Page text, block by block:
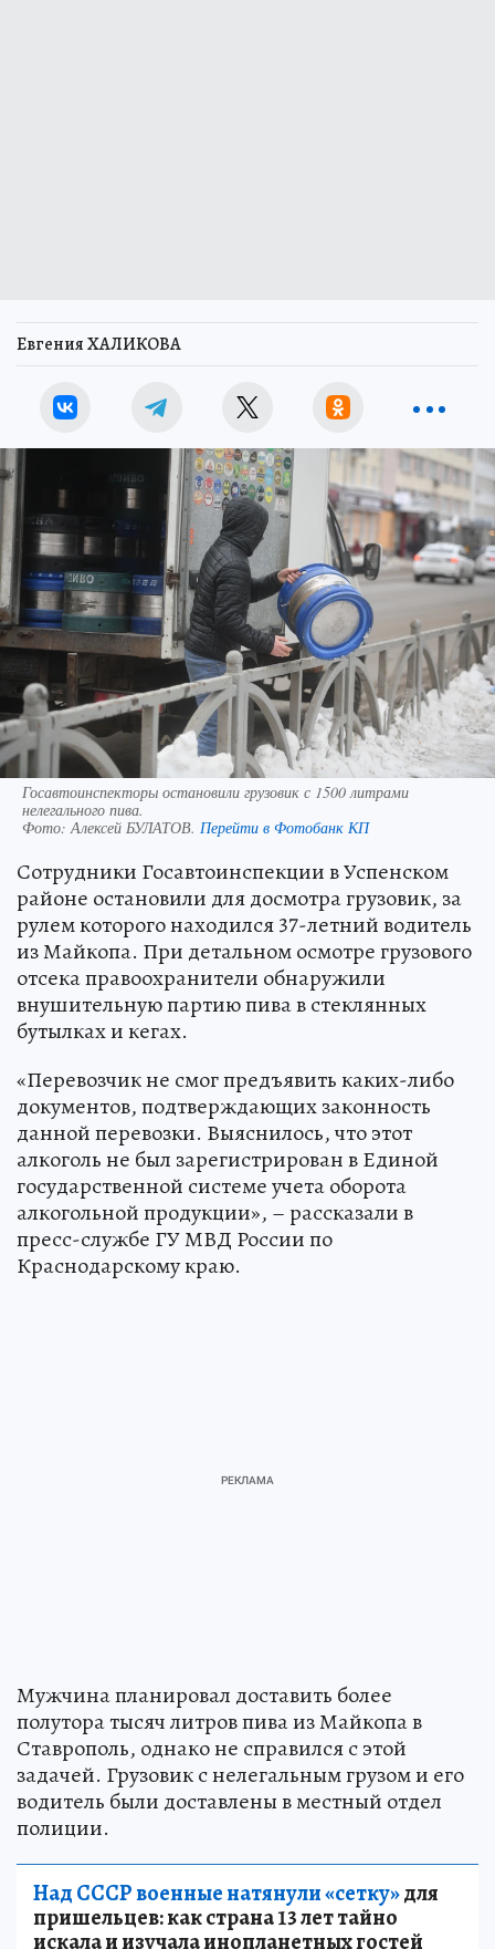
Евгения ХАЛИКОВА
Госавтоинспекторы остановили грузовик с 1500 литрами
нелегального пива.
Фото:Алексей БУЛАТОВ. Перейти в Фотобанк КП
Сотрудники Госавтоинспекции в Успенском
районе остановили для досмотра грузовик, за
рулем которого находился 37-летний водитель
из Майкопа. При детальном осмотре грузового
отсека правоохранители обнаружили
внушительную партию пива в стеклянных
бутылках и кегах.
«Перевозчик не смог предъявить каких-либо
документов, подтверждающих законность
данной перевозки. Выяснилось, что этот
алкоголь не был зарегистрирован в Единой
государственной системе учета оборота
алкогольной продукции», – рассказали в
пресс-службе ГУ МВД России по
Краснодарскому краю.
Мужчина планировал доставить более
полутора тысяч литров пива из Майкопа в
Ставрополь, однако не справился с этой
задачей. Грузовик с нелегальным грузом и его
водитель были доставлены в местный отдел
полиции.
Над СССР военные натянули «сетку»для
пришельцев: как страна 13 лет тайно
искала и изучала инопланетных гостей